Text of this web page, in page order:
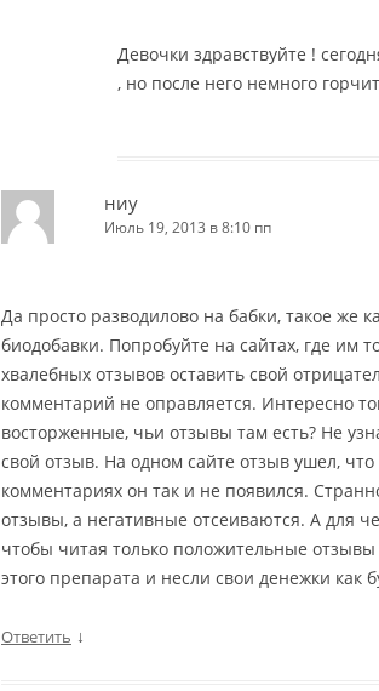
Девочки здравствуйте !
, но после него немного
ниу
Июль 19, 2013 в 8:10 пп
Да просто разводилово на бабки, такое же
биодобавки. Попробуйте на сайтах, где им
хвалебных отзывов оставить свой
комментарий не оправляется. Интересно
восторженные, чьи отзывы там есть? Не
свой отзыв. На одном сайте отзыв ушел, что
комментариях он так и не появился.
отзывы, а негативные отсеиваются. А для
чтобы читая только положительные
этого препарата и несли свои денежки как
Ответить ↓